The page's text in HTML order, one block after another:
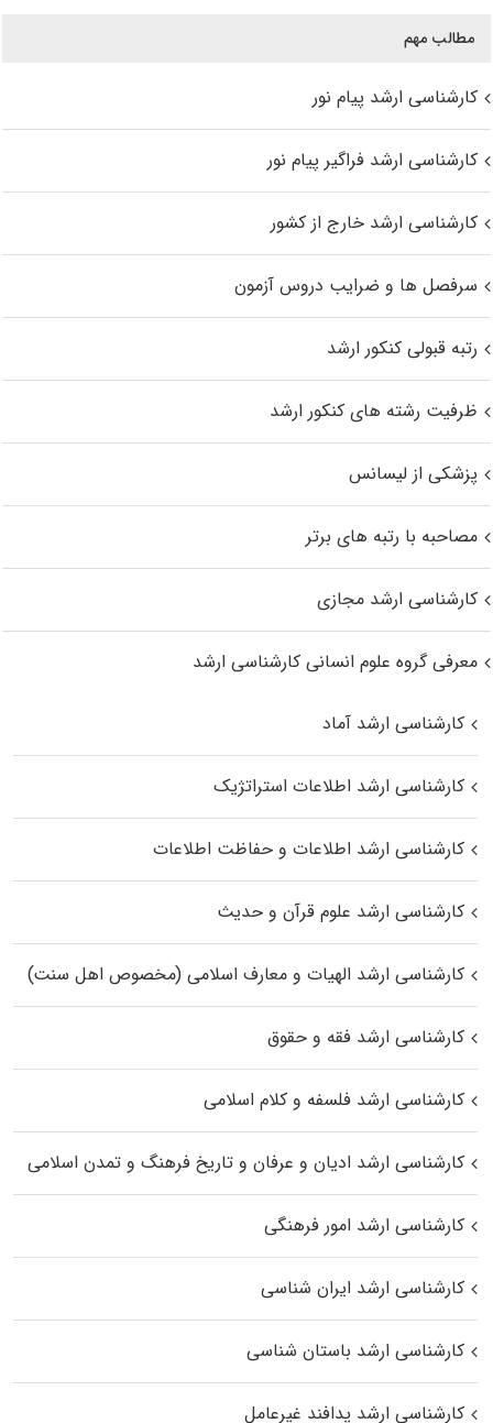
مطالب مهم
کارشناسی ارشد پیام نور
کارشناسی ارشد فراگیر پیام نور
کارشناسی ارشد خارج از کشور
سرفصل ها و ضرایب دروس آزمون
رتبه قبولی کنکور ارشد
ظرفیت رشته های کنکور ارشد
پزشکی از لیسانس
مصاحبه با رتبه های برتر
کارشناسی ارشد مجازی
معرفی گروه علوم انسانی کارشناسی ارشد
کارشناسی ارشد آماد
کارشناسی ارشد اطلاعات استراتژیک
کارشناسی ارشد اطلاعات و حفاظت اطلاعات
کارشناسی ارشد علوم قرآن و حدیث
کارشناسی ارشد الهیات و معارف اسلامی (مخصوص اهل سنت)
کارشناسی ارشد فقه و حقوق
کارشناسی ارشد فلسفه و کلام اسلامی
کارشناسی ارشد ادیان و عرفان و تاریخ فرهنگ و تمدن اسلامی
کارشناسی ارشد امور فرهنگی
کارشناسی ارشد ایران شناسی
کارشناسی ارشد باستان شناسی
کارشناسی ارشد پدافند غیرعامل